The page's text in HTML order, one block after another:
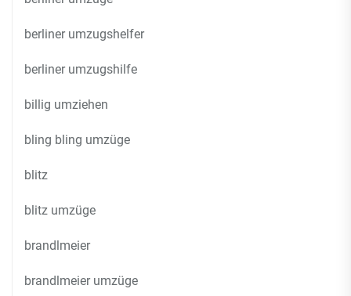
berliner umzugshelfer
berliner umzugshilfe
billig umziehen
bling bling umzüge
blitz
blitz umzüge
brandlmeier
brandlmeier umzüge